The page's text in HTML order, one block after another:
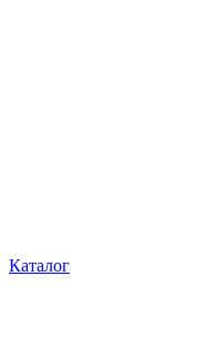
Каталог